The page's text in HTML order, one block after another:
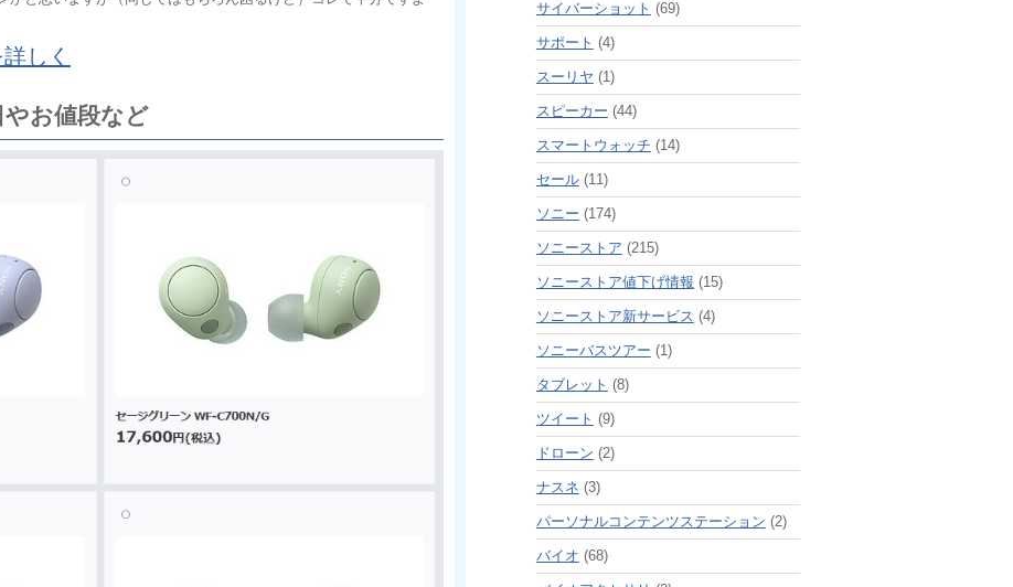
しく
お値段など
サイバーショット (69)
サポート (4)
スーリヤ (1)
スピーカー (44)
スマートウォッチ (14)
セール(11)
ソニー (174)
ソニーストア (215)
ソニーストア値下げ情報 (15)
ソニーストア新サービス (4)
ソニーバスツアー (1)
タブレット (8)
ツイート (9)
ドローン (2)
ナスネ (3)
パーソナルコンテンツステーション (2)
バイオ (68)